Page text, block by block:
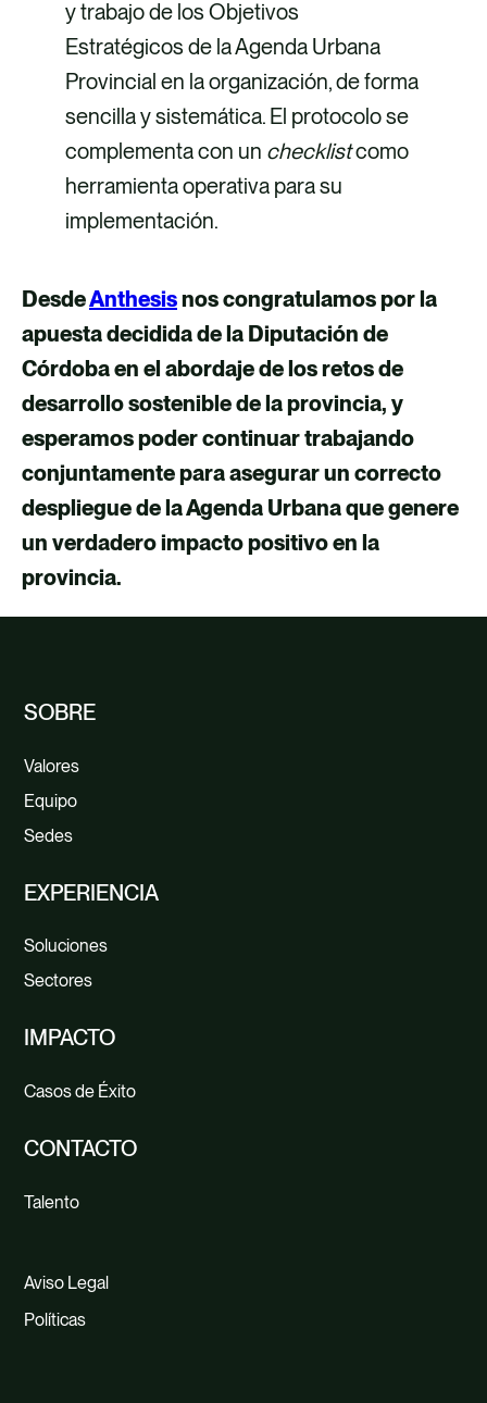
y trabajo de los Objetivos
Estratégicos de la Agenda Urbana
Provincial en la organización, de forma
sencilla y sistemática. El protocolo se
complementa con un checklistcomo
herramienta operativa para su
implementación.
DesdeAnthesisnos congratulamos por la
apuesta decidida de la Diputación de
Córdoba en el abordaje de los retos de
desarrollo sostenible de la provincia, y
esperamos poder continuar trabajando
conjuntamente para asegurar un correcto
despliegue de la Agenda Urbana que genere
un verdadero impacto positivo en la
provincia.
SOBRE
Valores
Equipo
Sedes
EXPERIENCIA
Soluciones
Sectores
IMPACTO
Casos de Éxito
CONTACTO
Talento
Aviso Legal
Políticas